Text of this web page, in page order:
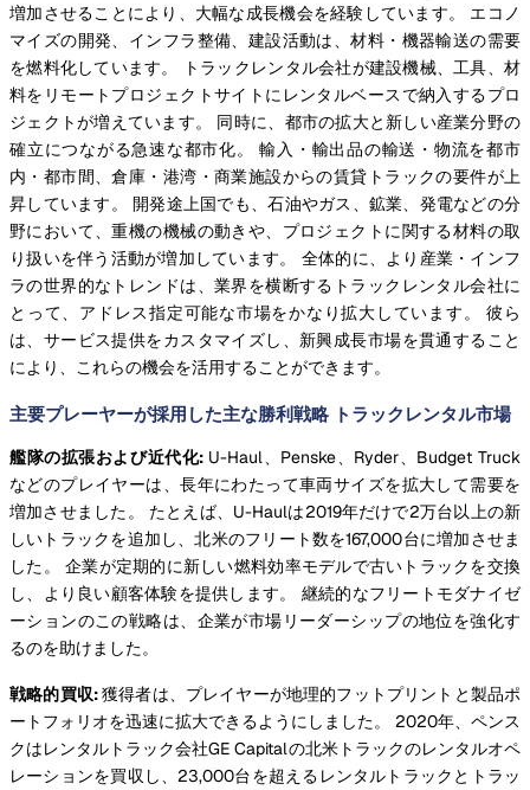
増加させることにより、大幅な成長機会を経験しています。 エコノ
マイズの開発、インフラ整備、建設活動は、材料・機器輸送の需要
を燃料化しています。 トラックレンタル会社が建設機械、工具、材
料をリモートプロジェクトサイトにレンタルベースで納入するプロ
ジェクトが増えています。 同時に、都市の拡大と新しい産業分野の
確立につながる急速な都市化。 輸入・輸出品の輸送・物流を都市
内・都市間、倉庫・港湾・商業施設からの賃貸トラックの要件が上
昇しています。 開発途上国でも、石油やガス、鉱業、発電などの分
野において、重機の機械の動きや、プロジェクトに関する材料の取
り扱いを伴う活動が増加しています。 全体的に、より産業・インフ
ラの世界的なトレンドは、業界を横断するトラックレンタル会社に
とって、アドレス指定可能な市場をかなり拡大しています。 彼ら
は、サービス提供をカスタマイズし、新興成長市場を貫通すること
により、これらの機会を活用することができます。
主要プレーヤーが採用した主な勝利戦略 トラックレンタル市場
艦隊の拡張および近代化: U-Haul、Penske、Ryder、Budget Truck
などのプレイヤーは、長年にわたって車両サイズを拡大して需要を
増加させました。 たとえば、U-Haulは2019年だけで2万台以上の新
しいトラックを追加し、北米のフリート数を167,000台に増加させま
した。 企業が定期的に新しい燃料効率モデルで古いトラックを交換
し、より良い顧客体験を提供します。 継続的なフリートモダナイゼ
ーションのこの戦略は、企業が市場リーダーシップの地位を強化す
るのを助けました。
戦略的買収:獲得者は、プレイヤーが地理的フットプリントと製品ポ
ートフォリオを迅速に拡大できるようにしました。 2020年、ペンス
クはレンタルトラック会社GE Capitalの北米トラックのレンタルオペ
レーションを買収し、23,000台を超えるレンタルトラックとトラッ